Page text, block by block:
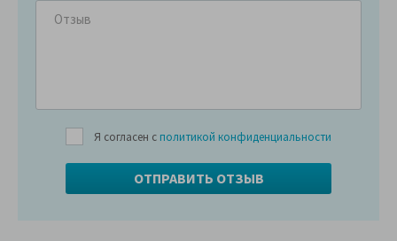
Я согласен с политикой конфиденциальности